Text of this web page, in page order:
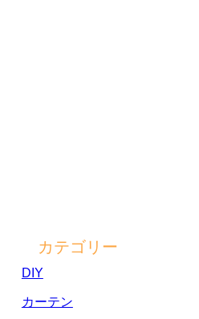
カテゴリー
DIY
カーテン